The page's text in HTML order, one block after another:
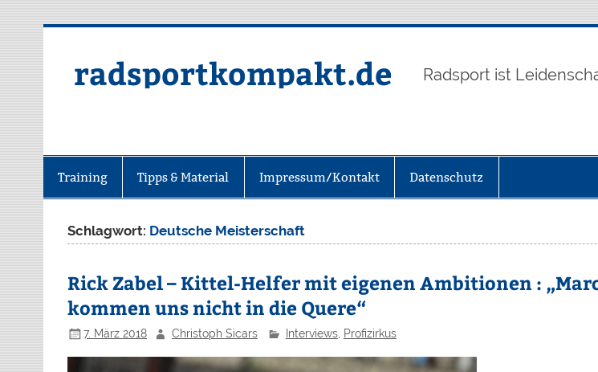
radsportkompakt.de Radsport ist
Training Tipps & Material Impressum/Kontakt Datenschutz
Schlagwort: Deutsche Meisterschaft
Rick Zabel – Kittel-Helfer mit eigenen Ambitionen :
kommen uns nicht in die Quere“
7. März 2018 Christoph Sicars Interviews, Profizirkus